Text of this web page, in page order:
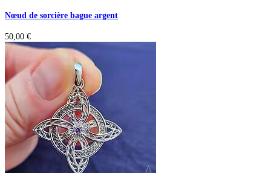
Nœud de sorcière bague argent
50,00 €